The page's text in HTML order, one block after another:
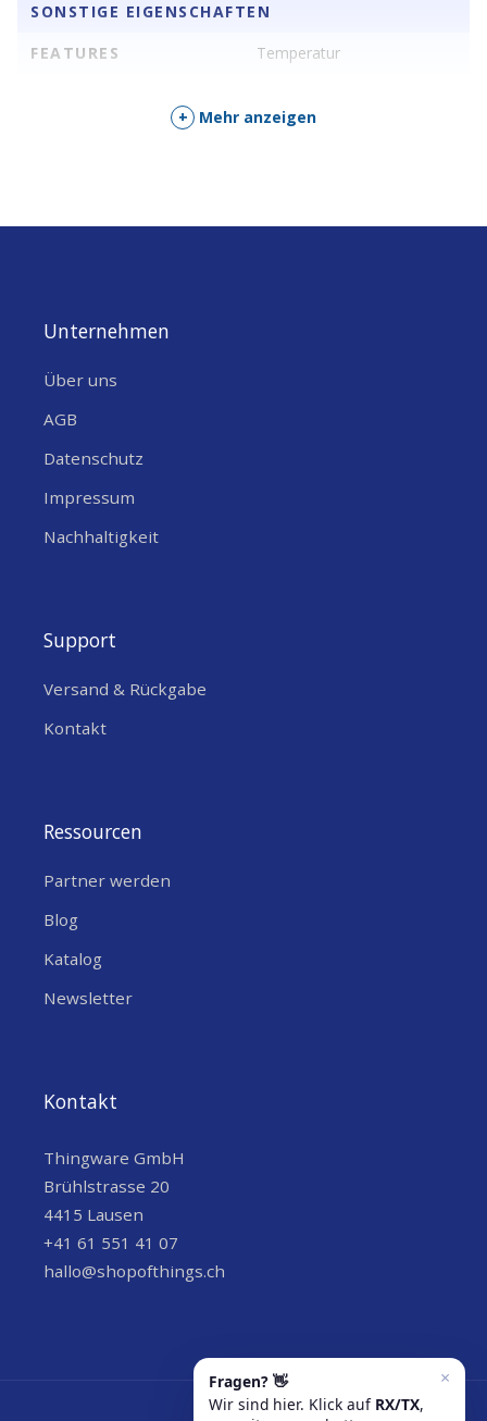
SONSTIGE EIGENSCHAFTEN
FEATURES
Temperatur
+ Mehr anzeigen
Unternehmen
Über uns
AGB
Datenschutz
Impressum
Nachhaltigkeit
Support
Versand & Rückgabe
Kontakt
Ressourcen
Partner werden
Blog
Katalog
Newsletter
Kontakt
Thingware GmbH
Brühlstrasse 20
4415 Lausen
+41 61 551 41 07
hallo@shopofthings.ch